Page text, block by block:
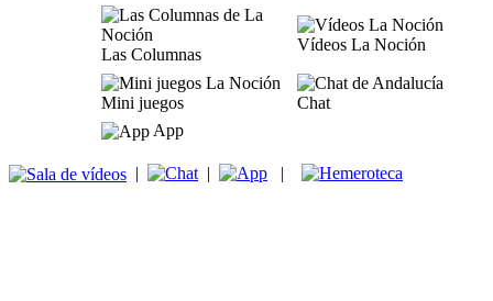
Las Columnas
Vídeos La Noción
Mini juegos
Chat
App
| | |